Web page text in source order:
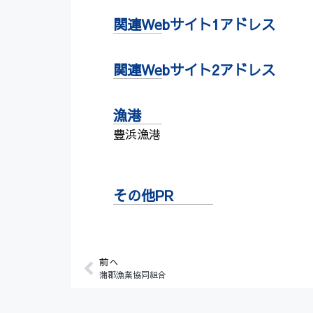
関連Webサイト1アドレス
関連Webサイト2アドレス
漁港
豊浜漁港
その他PR
前へ
蒲郡漁業協同組合